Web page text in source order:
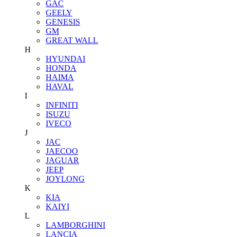
GAC
GEELY
GENESIS
GM
GREAT WALL
H
HYUNDAI
HONDA
HAIMA
HAVAL
I
INFINITI
ISUZU
IVECO
J
JAC
JAECOO
JAGUAR
JEEP
JOYLONG
K
KIA
KAIYI
L
LAMBORGHINI
LANCIA